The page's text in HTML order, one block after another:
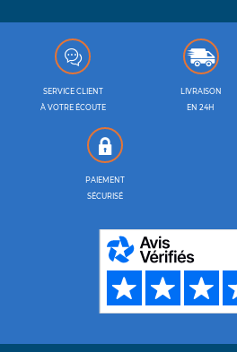
SERVICE CLIENT
À VOTRE ÉCOUTE
LIVRAISON
EN 24H
PAIEMENT
SÉCURISÉ